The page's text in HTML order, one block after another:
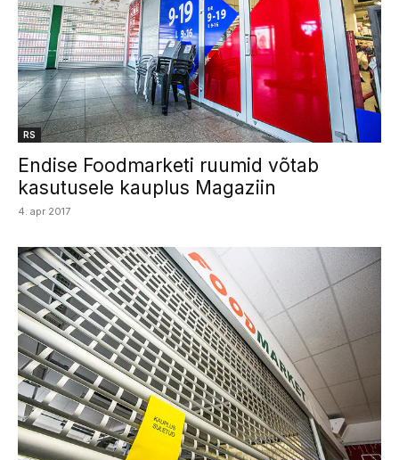
RS
Endise Foodmarketi ruumid võtab
kasutusele kauplus Magaziin
4. apr 2017